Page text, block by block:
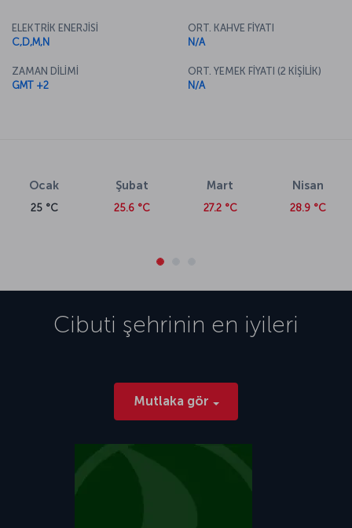
ELEKTRİK ENERJİSİ
C,D,M,N
ZAMAN DİLİMİ
GMT +2
ORT. KAHVE FİYATI
N/A
ORT. YEMEK FİYATI (2 KİŞİLİK)
N/A
Ocak
25 °C
Şubat
25.6 °C
Mart
27.2 °C
Nisan
28.9 °C
Cibuti şehrinin en iyileri
Mutlaka gör